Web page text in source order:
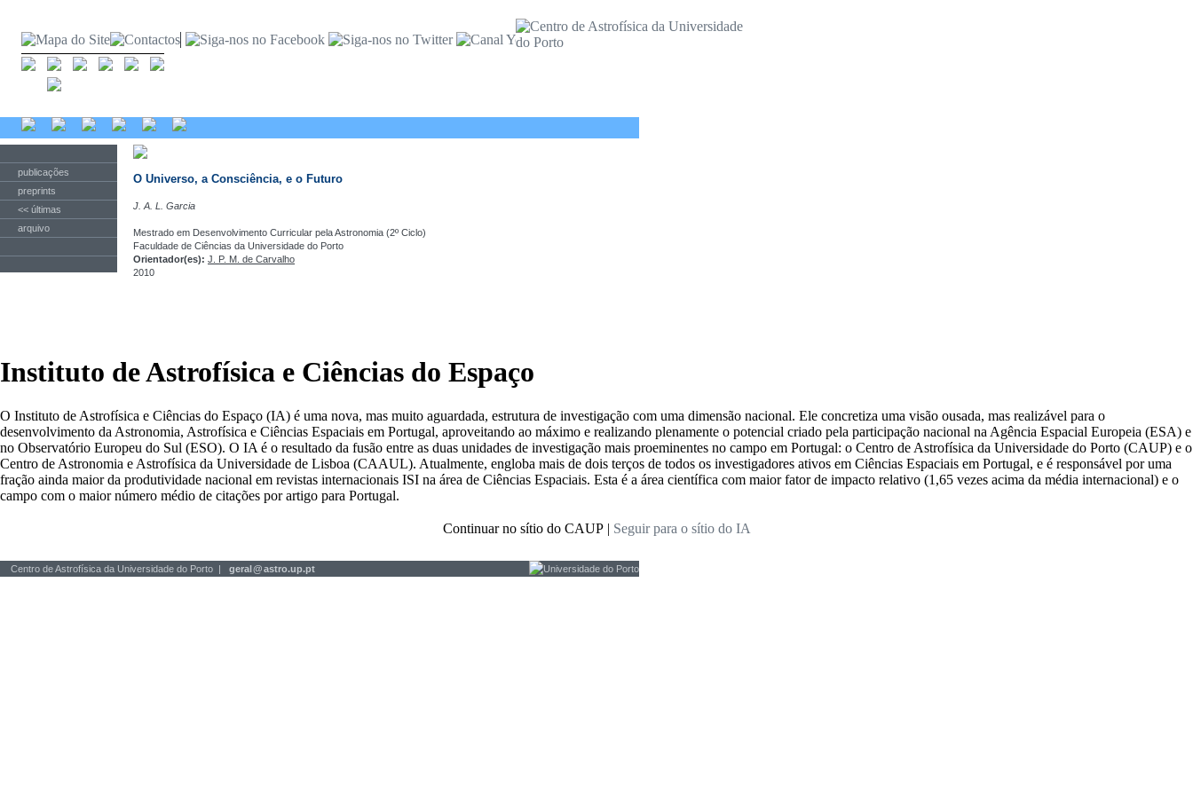
publicações
preprints
<< últimas
arquivo
O Universo, a Consciência, e o Futuro
J. A. L. Garcia
Mestrado em Desenvolvimento Curricular pela Astronomia (2º Ciclo)
Faculdade de Ciências da Universidade do Porto
Orientador(es): J. P. M. de Carvalho
2010
Instituto de Astrofísica e Ciências do Espaço
O Instituto de Astrofísica e Ciências do Espaço (IA) é uma nova, mas muito aguardada, estrutura de investigação com uma dimensão nacional. Ele concretiza uma visão ousada, mas realizável para o
desenvolvimento da Astronomia, Astrofísica e Ciências Espaciais em Portugal, aproveitando ao máximo e realizando plenamente o potencial criado pela participação nacional na Agência Espacial Europeia (ESA) e
no Observatório Europeu do Sul (ESO). O IA é o resultado da fusão entre as duas unidades de investigação mais proeminentes no campo em Portugal: o Centro de Astrofísica da Universidade do Porto (CAUP) e o
Centro de Astronomia e Astrofísica da Universidade de Lisboa (CAAUL). Atualmente, engloba mais de dois terços de todos os investigadores ativos em Ciências Espaciais em Portugal, e é responsável por uma
fração ainda maior da produtividade nacional em revistas internacionais ISI na área de Ciências Espaciais. Esta é a área científica com maior fator de impacto relativo (1,65 vezes acima da média internacional) e o
campo com o maior número médio de citações por artigo para Portugal.
Continuar no sítio do CAUP | Seguir para o sítio do IA
Centro de Astrofísica da Universidade do Porto | geral@astro.up.pt